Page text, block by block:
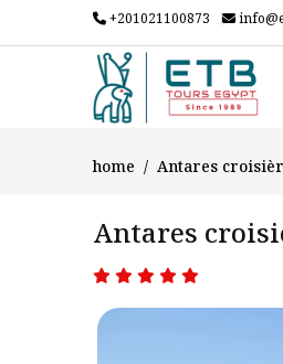
+201021100873
home Antares
Antares